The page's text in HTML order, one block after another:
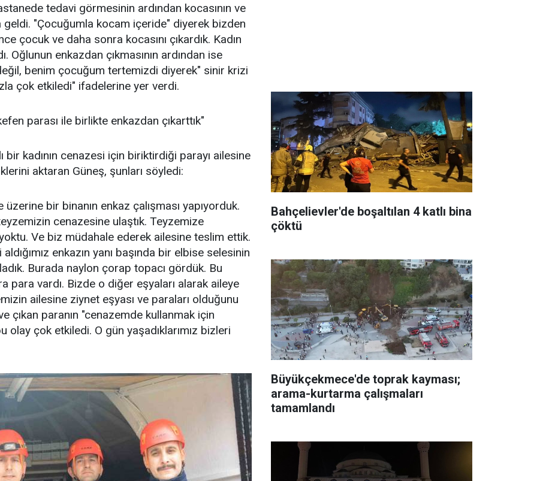
tedavi görmesinin ardından kocasının ve
geldi. "Çocuğumla kocam içeride" diyerek bizden
çocuk ve daha sonra kocasını çıkardık. Kadın
Oğlunun enkazdan çıkmasının ardından ise
benim çocuğum tertemizdi diyerek" sinir krizi
çok etkiledi" ifadelerine yer verdi.
parası ile birlikte enkazdan çıkarttık"
bir kadının cenazesi için biriktirdiği parayı ailesine
aktaran Güneş, şunları söyledi:
bir binanın enkaz çalışması yapıyorduk.
cenazesine ulaştık. Teyzemize
Ve biz müdahale ederek ailesine teslim ettik.
enkazın yanı başında bir elbise selesinin
Burada naylon çorap topacı gördük. Bu
para vardı. Bizde o diğer eşyaları alarak aileye
ailesine ziynet eşyası ve paraları olduğunu
çıkan paranın "cenazemde kullanmak için
olay çok etkiledi. O gün yaşadıklarımız bizleri
Bahçelievler'de boşaltılan 4 katlı bina
çöktü
Büyükçekmece'de toprak kayması;
arama-kurtarma çalışmaları
tamamlandı